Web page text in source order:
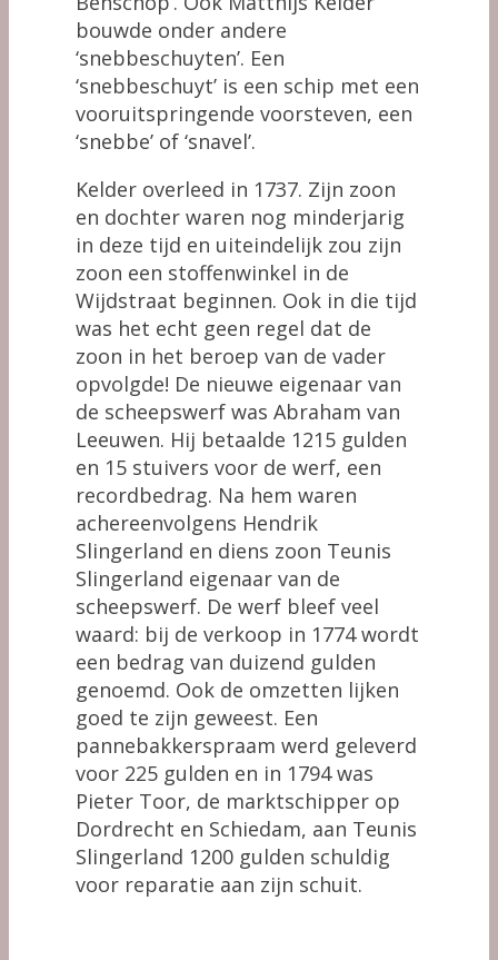
bouwde onder andere
‘snebbeschuyten’. Een
‘snebbeschuyt’ is een schip met een
vooruitspringende voorsteven, een
‘snebbe’ of ‘snavel’.
Kelder overleed in 1737. Zijn zoon
en dochter waren nog minderjarig
in deze tijd en uiteindelijk zou zijn
zoon een stoffenwinkel in de
Wijdstraat beginnen. Ook in die tijd
was het echt geen regel dat de
zoon in het beroep van de vader
opvolgde! De nieuwe eigenaar van
de scheepswerf was Abraham van
Leeuwen. Hij betaalde 1215 gulden
en 15 stuivers voor de werf, een
recordbedrag. Na hem waren
achereenvolgens Hendrik
Slingerland en diens zoon Teunis
Slingerland eigenaar van de
scheepswerf. De werf bleef veel
waard: bij de verkoop in 1774 wordt
een bedrag van duizend gulden
genoemd. Ook de omzetten lijken
goed te zijn geweest. Een
pannebakkerspraam werd geleverd
voor 225 gulden en in 1794 was
Pieter Toor, de marktschipper op
Dordrecht en Schiedam, aan Teunis
Slingerland 1200 gulden schuldig
voor reparatie aan zijn schuit.